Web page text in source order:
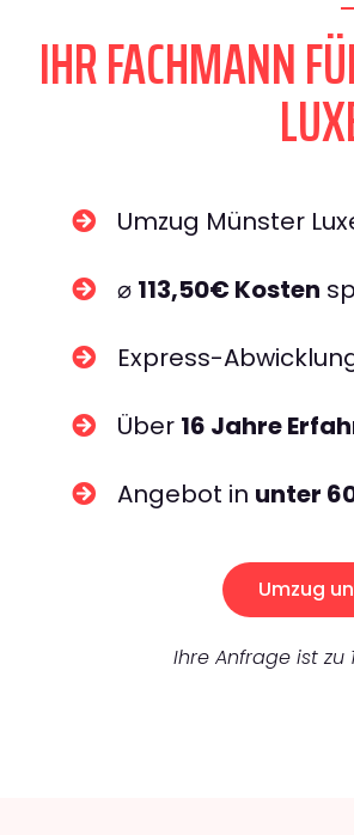
IHR FACHMANN
Umzug Münster
⌀ 113,50€ Kosten
Express-
Über 16 Jahre
Angebot in unter
Umzug
Ihre Anfrage ist zu